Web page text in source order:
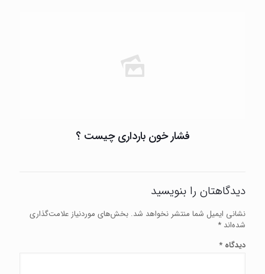
فشار خون بارداری چیست ؟
دیدگاهتان را بنویسید
نشانی ایمیل شما منتشر نخواهد شد. بخش‌های موردنیاز علامت‌گذاری
شده‌اند *
دیدگاه *